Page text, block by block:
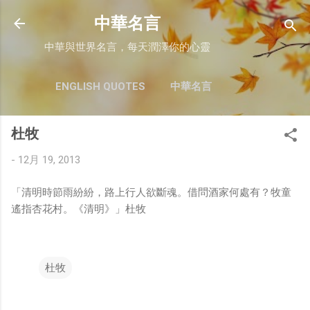
跳至主要內容
中華名言
中華與世界名言，每天潤澤你的心靈
ENGLISH QUOTES 中華名言
杜牧
- 12月 19, 2013
「清明時節雨紛紛，路上行人欲斷魂。借問酒家何處有？牧童
遙指杏花村。《清明》」杜牧
杜牧